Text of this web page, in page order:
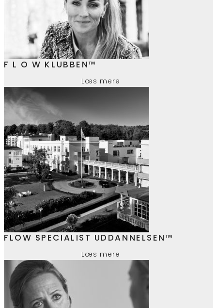
F L O W KLUBBEN™
Læs mere
FLOW SPECIALIST UDDANNELSEN™
Læs mere